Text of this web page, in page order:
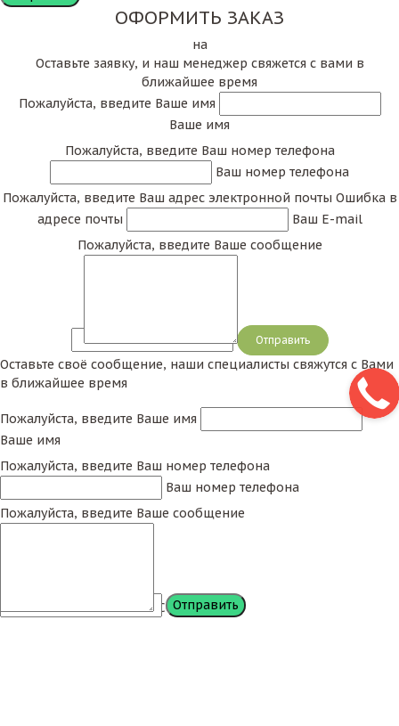
ОФОРМИТЬ ЗАКАЗ
на
Оставьте заявку, и наш менеджер свяжется с вами в
ближайшее время
Пожалуйста, введите Ваше имя
Ваше имя
Пожалуйста, введите Ваш номер телефона
Ваш номер телефона
Пожалуйста, введите Ваш адрес электронной почты Ошибка в
адресе почты
Ваш E-mail
Пожалуйста, введите Ваше сообщение
Сообщение
Оставьте своё сообщение, наши специалисты свяжутся с Вами
в ближайшее время
Пожалуйста, введите Ваше имя
Ваше имя
Пожалуйста, введите Ваш номер телефона
Ваш номер телефона
Пожалуйста, введите Ваше сообщение
Сообщение